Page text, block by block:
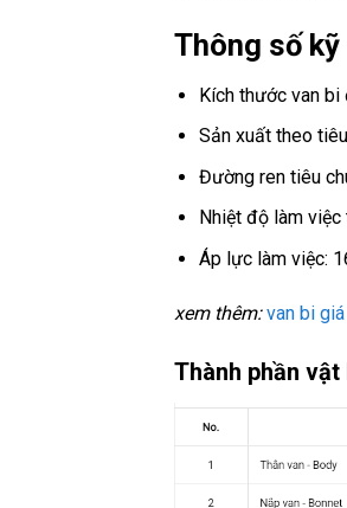
Thông số
Kích thước van bi
Sản xuất theo
Đường ren tiêu
Nhiệt độ làm việc
Áp lực làm việc:
xem thêm: van bi
Thành phần vật